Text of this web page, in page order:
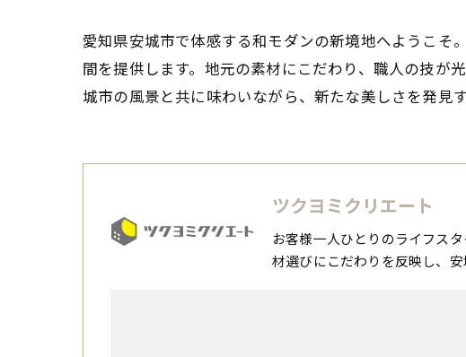
愛知県安城市で体感する和モダンの新境地へようこそ
間を提供します。地元の素材にこだわり、職人の技が
城市の風景と共に味わいながら、新たな美しさを発見
ツクヨミクリエート
お客様一人ひとりのライフス
材選びにこだわりを反映し、